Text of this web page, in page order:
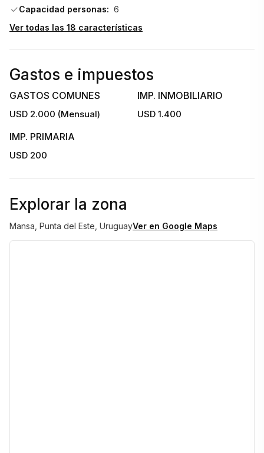
Capacidad personas: 6
Ver todas las 18 características
Gastos e impuestos
GASTOS COMUNES
USD 2.000 (Mensual)
IMP. INMOBILIARIO
USD 1.400
IMP. PRIMARIA
USD 200
Explorar la zona
Mansa, Punta del Este, UruguayVer en Google Maps